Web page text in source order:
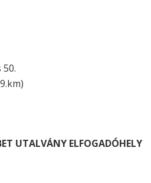
UTALVÁNY ELFOGADÓHELY